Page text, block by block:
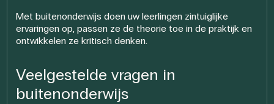
Met buitenonderwijs doen uw leerlingen zintuiglijke
ervaringen op, passen ze de theorie toe in de praktijk en
ontwikkelen ze kritisch denken.
Veelgestelde vragen in
buitenonderwijs